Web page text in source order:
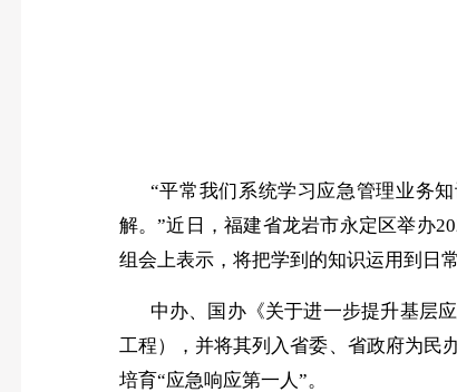
“平常我们系统学习应急管理业务
解。”近日，福建省龙岩市永定区举办
组会上表示，将把学到的知识运用到日常
中办、国办《关于进一步提升基层
工程），并将其列入省委、省政府为民
培育“应急响应第一人”。